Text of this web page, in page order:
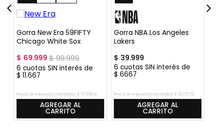
Gorra New Era 59FIFTY
Chicago White Sox
$ 69.999 $99.999
6 cuotas SIN interés de
$ 11.667
Precio sin impuestos nacionales: $ 57.850,41
AGREGAR AL
CARRITO
Gorra NBA Los Angeles
Lakers
$ 39.999
6 cuotas SIN interés de
$ 6667
Precio sin impuestos nacionales: $ 33.057,02
AGREGAR AL
CARRITO